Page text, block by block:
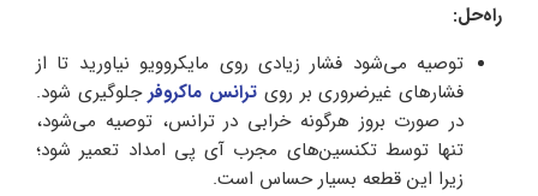
راه‌حل:
توصیه می‌شود فشار زیادی روی مایکروویو نیاورید تا از
فشارهای غیر‌ضروری بر روی ترانس ماکروفرجلوگیری شود.
در صورت بروز هرگونه خرابی در ترانس، توصیه می‌شود،
تنها توسط تکنسین‌های مجرب آی پی امداد تعمیر شود؛
زیرا این قطعه بسیار حساس است.